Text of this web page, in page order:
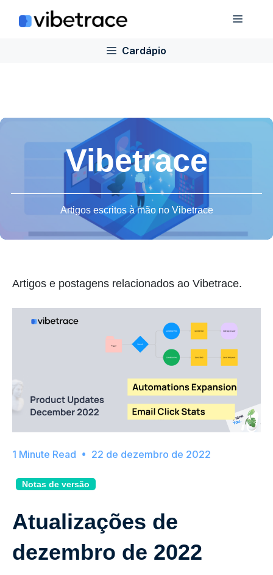
para
Cardápio
Vibetrace
Artigos escritos à mão no Vibetrace
Artigos e postagens relacionados ao Vibetrace.
22 de dezembro de 2022
Notas de versão
Atualizações de
dezembro de 2022